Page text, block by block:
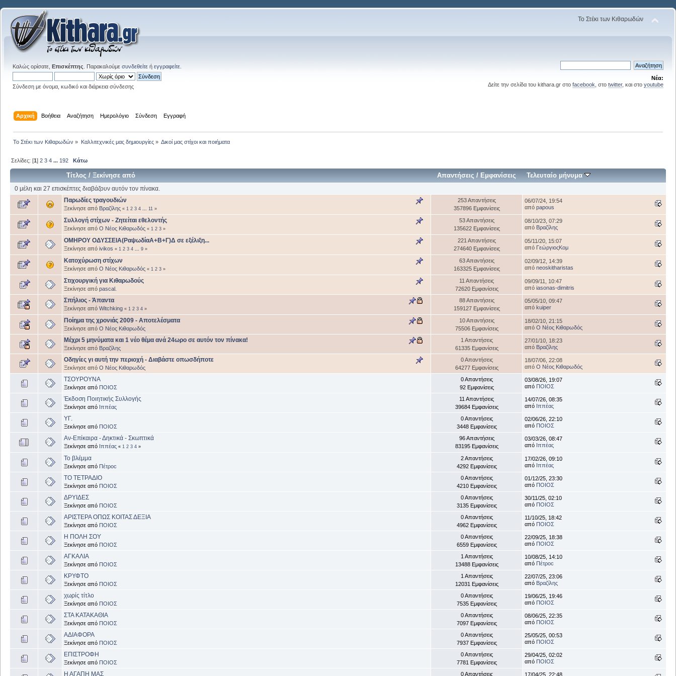
Το Στέκι των Κιθαρωδών
Καλώς ορίσατε, Επισκέπτης . Παρακαλούμε συνδεθείτε ή εγγραφείτε
Σύνδεση με όνομα, κωδικό και διάρκεια σύνδεσης
Νέα:
Δείτε την σελίδα του kithara.gr στο facebook , στο twitter, και στο youtube
Αρχική Βοήθεια Αναζήτηση Ημερολόγιο Σύνδεση Εγγραφή
Το Στέκι των Κιθαρωδών » Καλλιτεχνικές μας δημιουργίες» Δικοί μας στίχοι και ποιήματα
Σελίδες: [1]2 3 4 ... 192 Κάτω
Τίτλος /Ξεκίνησε από Απαντήσεις / Εμφανίσεις Τελευταίο μήνυμα
0 μέλη και 27 επισκέπτες διαβάζουν αυτόν τον πίνακα.
Παρωδίες τραγουδιών
Ξεκίνησε από Βραζίλης « 1 2 3 4 11 »
253 Απαντήσεις
357896 Εμφανίσεις
06/07/24, 19:54
από papous
Συλλογή στίχων - Ζητείται εθελοντής
Ξεκίνησε από Ο Νέος Κιθαρωδός « 1 2 3 »
53 Απαντήσεις
135622 Εμφανίσεις
08/10/23, 07:29
από Βραζίλης
ΟΜΗΡΟΥ ΟΔΥΣΣΕΙΑ(ΡαψωδίαΑ+Β+Γ)Δ σε εξέλιξη...
Ξεκίνησε από ivikos « 1 2 3 4 9 »
221 Απαντήσεις
274640 Εμφανίσεις
05/11/20, 15:07
από ΓεώργιοςΚομ
Κατοχύρωση στίχων
Ξεκίνησε από Ο Νέος Κιθαρωδός « 1 2 3 »
63 Απαντήσεις
163325 Εμφανίσεις
02/09/12, 14:39
από neoskitharistas
Στιχουργική για Κιθαρωδούς
Ξεκίνησε από pascal.
11 Απαντήσεις
72620 Εμφανίσεις
09/09/11, 10:47
από iasonas-dimitris
Σπήλιος - Άπαντα
Ξεκίνησε από Witchking « 1 2 3 4 »
88 Απαντήσεις
159127 Εμφανίσεις
05/05/10, 09:47
από kuiper
Ποίημα της χρονιάς 2009 - Αποτελέσματα
Ξεκίνησε από Ο Νέος Κιθαρωδός
10 Απαντήσεις
75506 Εμφανίσεις
18/02/10, 21:15
από Ο Νέος Κιθαρωδός
Μέχρι 5 μηνύματα και 1 νέο θέμα ανά 24ωρο σε αυτόν τον πίνακα!
Ξεκίνησε από Βραζίλης
1 Απαντήσεις
61335 Εμφανίσεις
27/01/10, 18:23
από Βραζίλης
Οδηγίες γι αυτή την περιοχή - Διαβάστε οπωσδήποτε
Ξεκίνησε από Ο Νέος Κιθαρωδός
0 Απαντήσεις
64277 Εμφανίσεις
18/07/06, 22:08
από Ο Νέος Κιθαρωδός
ΤΣΟΥΡΟΥΝΑ
Ξεκίνησε από ΠΟΙΟΣ
0 Απαντήσεις
92 Εμφανίσεις
03/08/26, 19:07
από ΠΟΙΟΣ
Έκδοση Ποιητικής Συλλογής
Ξεκίνησε από Ιππέας
11 Απαντήσεις
39684 Εμφανίσεις
14/07/26, 08:35
από Ιππέας
ΥΓ.
Ξεκίνησε από ΠΟΙΟΣ
0 Απαντήσεις
3448 Εμφανίσεις
02/06/26, 22:10
από ΠΟΙΟΣ
Αν-Επίκαιρα - Δηκτικά - Σκωπτικά
Ξεκίνησε από Ιππέας « 1 2 3 4 »
96 Απαντήσεις
83195 Εμφανίσεις
03/03/26, 08:47
από Ιππέας
Το βλέμμα
Ξεκίνησε από Πέτροc
2 Απαντήσεις
4292 Εμφανίσεις
17/02/26, 09:10
από Ιππέας
ΤΟ ΤΕΤΡΑΔΙΟ
Ξεκίνησε από ΠΟΙΟΣ
0 Απαντήσεις
4210 Εμφανίσεις
01/12/25, 23:30
από ΠΟΙΟΣ
ΔΡΥΙΔΕΣ
Ξεκίνησε από ΠΟΙΟΣ
0 Απαντήσεις
3135 Εμφανίσεις
30/11/25, 02:10
από ΠΟΙΟΣ
ΑΡΙΣΤΕΡΑ ΟΠΩΣ ΚΟΙΤΑΣ ΔΕΞΙΑ
Ξεκίνησε από ΠΟΙΟΣ
0 Απαντήσεις
4962 Εμφανίσεις
11/10/25, 18:42
από ΠΟΙΟΣ
Η ΠΟΛΗ ΣΟΥ
Ξεκίνησε από ΠΟΙΟΣ
0 Απαντήσεις
6559 Εμφανίσεις
22/09/25, 18:38
από ΠΟΙΟΣ
ΑΓΚΑΛΙΑ
Ξεκίνησε από ΠΟΙΟΣ
1 Απαντήσεις
13488 Εμφανίσεις
10/08/25, 14:10
από Πέτροc
ΚΡΥΦΤΟ
Ξεκίνησε από ΠΟΙΟΣ
1 Απαντήσεις
12031 Εμφανίσεις
22/07/25, 23:06
από Βραζίλης
χωρίς τίτλο
Ξεκίνησε από ΠΟΙΟΣ
0 Απαντήσεις
7535 Εμφανίσεις
19/06/25, 19:46
από ΠΟΙΟΣ
ΣΤΑ ΚΑΤΑΚΑΘΙΑ
Ξεκίνησε από ΠΟΙΟΣ
0 Απαντήσεις
7097 Εμφανίσεις
08/06/25, 22:35
από ΠΟΙΟΣ
ΑΔΙΑΦΟΡΑ
Ξεκίνησε από ΠΟΙΟΣ
0 Απαντήσεις
7937 Εμφανίσεις
25/05/25, 00:53
από ΠΟΙΟΣ
ΕΠΙΣΤΡΟΦΗ
Ξεκίνησε από ΠΟΙΟΣ
0 Απαντήσεις
7781 Εμφανίσεις
29/04/25, 02:02
από ΠΟΙΟΣ
Η ΑΓΑΠΗ ΜΑΣ 0 Απαντήσεις 17/04/25, 22:48